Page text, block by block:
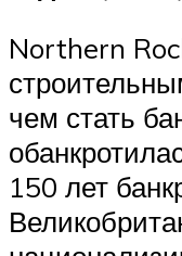
Northern
чем стать
150 лет